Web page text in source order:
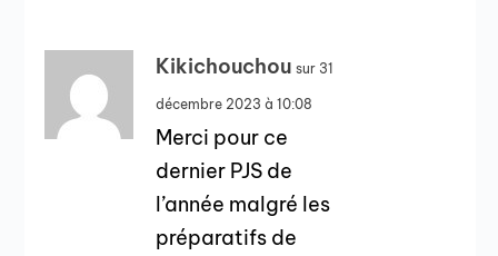
Kikichouchou sur 31
décembre 2023 à 10:08
Merci pour ce
dernier PJS de
l’année malgré les
préparatifs de